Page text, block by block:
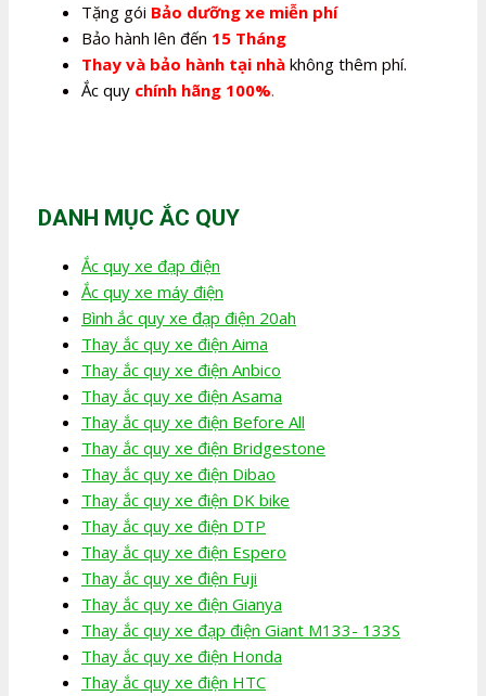
Tặng gói Bảo dưỡng xe miễn phí
Bảo hành lên đến 15 Tháng
Thay và bảo hành tại nhà không thêm phí.
Ắc quy chính hãng 100%.
DANH MỤC ẮC QUY
Ắc quy xe đạp điện
Ắc quy xe máy điện
Bình ắc quy xe đạp điện 20ah
Thay ắc quy xe điện Aima
Thay ắc quy xe điện Anbico
Thay ắc quy xe điện Asama
Thay ắc quy xe điện Before All
Thay ắc quy xe điện Bridgestone
Thay ắc quy xe điện Dibao
Thay ắc quy xe điện DK bike
Thay ắc quy xe điện DTP
Thay ắc quy xe điện Espero
Thay ắc quy xe điện Fuji
Thay ắc quy xe điện Gianya
Thay ắc quy xe đạp điện Giant M133- 133S
Thay ắc quy xe điện Honda
Thay ắc quy xe điện HTC